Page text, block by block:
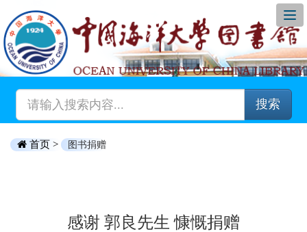
搜索
首页 > 图书捐赠
感谢 郭良先生 慷慨捐赠